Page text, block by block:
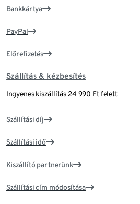
Bankkártya
PayPal
Előrefizetés
Szállítás & kézbesítés
Ingyenes kiszállítás 24 990 Ft felett
Szállítási díj
Szállítási idő
Kiszállító partnerünk
Szállítási cím módosítása